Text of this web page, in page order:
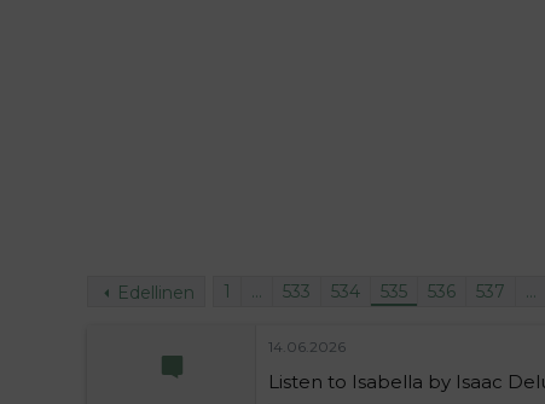
Edellinen 1 … 533 534 535 536 537 …
14.06.2026
Listen to Isabella by Isaac